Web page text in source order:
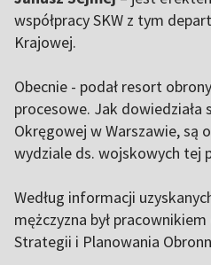
współpracy SKW z tym
Krajowej.
Obecnie - podał resort
procesowe. Jak dowiedziała
Okręgowej w Warszawie, są
wydziale ds. wojskowych tej
Według informacji
mężczyzna był
Strategii i Planowania